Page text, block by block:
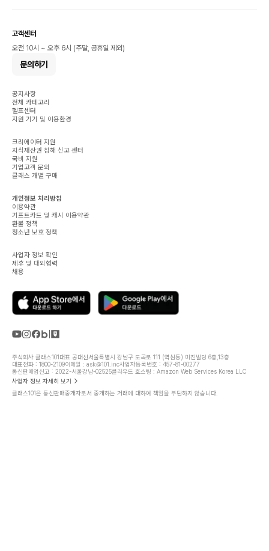
고객센터
오전 10시 ~ 오후 6시 (주말, 공휴일 제외)
문의하기
공지사항
전체 카테고리
헬프센터
지원 기기 및 이용환경
크리에이터 지원
지식재산권 침해 신고 센터
국비 지원
기업고객 문의
클래스 개별 구매
개인정보 처리방침
이용약관
기프트카드 및 캐시 이용약관
환불 정책
청소년 보호 정책
사업자 정보 확인
제휴 및 대외협력
채용
주식회사 클래스101대표 공대선서울특별시 강남구 도곡로 111 (역삼동) 미진빌딩 6층,13층
대표전화 : 1800-2109이메일 : ask@101.inc사업자등록번호 : 457-81-00277
통신판매업신고 : 2022-서울강남-02525클라우드 호스팅 : Amazon Web Services Korea LLC
사업자 정보 자세히 보기
클래스101은 통신판매중개자로서 중개하는 거래에 대하여 책임을 부담하지 않습니다.